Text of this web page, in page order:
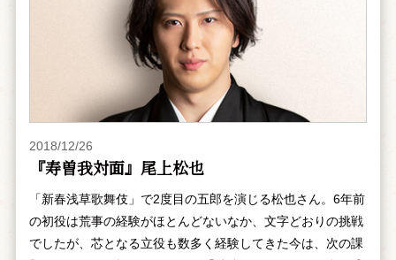
2018/12/26
『寿曽我対面』尾上松也
「新春浅草歌舞伎」で2度目の五郎を演じる松也さん。6年前
の初役は荒事の経験がほとんどないなか、文字どおりの挑戦
でしたが、芯となる立役も数多く経験してきた今は、次の課